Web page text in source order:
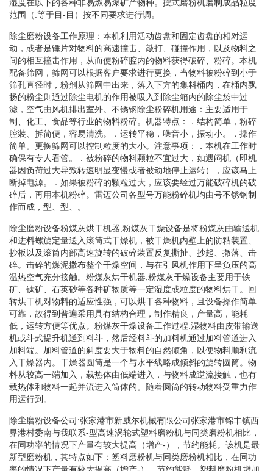
湿度在以下的各种非易燃易爆矿产物种。摆式磨粉机磨制成品粒度
范围（.等于目-目）按不同要求进行调。
除尘磨粉设备工作原理：本机利用活动齿盘和固定齿盘的相对运
动，或者是锤片对物料的高速撞击、敲打、碰撞作用，以及物料之
间的相互撞击作用，从而使粉碎腔内的物料获得破碎、粉碎。本机
配备筛网，筛网可以根据客户要求进行更换，当物料被粉碎到小于
筛孔直径时，粉剂从筛网中出来，落入下方的集料桶内，在桶内飘
扬的粉尘则通过除尘电机的作用被吸入到除尘箱内的除尘袋中过
滤，空气由风机排出室外。不锈钢除尘粉碎机用途：主要适用于
制、化工、食品等行业的物料粉碎。机器特点：．结构简单，粉碎
腔装、拆简便，容易清洗。．运转平稳，噪音小，振动小。．操作
简单。更换筛网可以控制粒度的大小。注意事项：．本机在工作时
确保有专人看管。．被粉碎的物料颗粒不宜过大，如遇闷机（即机
器因负荷过大导致转速明显变慢或者被动地停止运转），应该马上
断掉电源。．如果被粉碎的颗粒过大，应该要经过万能破碎机的破
碎后，再用本机粉碎。雷迈公司各型号万能粉碎机均由号不锈钢制
作而成，型、型、。
除尘磨粉设备粉煤灰烘干机器,粉煤灰干燥设备是将粉煤灰由输送机
和进料螺旋定量送入滚筒式干燥机，被干燥机内壁上的防粘装置、
抄板以及滚筒内部高速旋转的破碎装置反复撕扯、抄起、撒落、击
碎。击碎的煤泥撒布整个干燥空间，与在引风机作用下呈负压的高
温热空气充分接触。粉煤灰烘干机器,粉煤灰干燥设备主要用于铁
矿、钛矿、石英砂等各种矿物质等一定湿度或粒度的物料烘干。回
转烘干机对物料的适应性强，可以烘干各种物料，且设备操作简单
可靠，故得到普遍采用具有结构合理，制作精良，产量高，能耗
低，运转方便等优点。粉煤灰干燥设备工作过程:湿物料由皮带输送
机或斗式提升机送到料斗，然后经料斗的加料机通过加料管道进入
加料端。加料管道的斜度要大于物料的自然倾角，以便物料顺利流
入干燥器内。干燥器圆筒是一个与水平线略成倾斜的旋转圆筒。物
料从较高一端加入，载热体由低端进入，与物料成逆流接触，也有
载热体和物料一起并流进入筒体的。随着圆筒的转动物料受重力作
用运行到。
除尘磨粉设备公司:张家港市新威尔机械有限公司张家港市锦丰镇西
界港村委南与我联系-型高速涡轮式塑料磨粉机与同类磨粉机相比，
在同功率的情况下产量有较大提高（增产-），节约能耗。该机是最
新型磨粉机，其特点如下：塑料磨粉机与同类磨粉机相比，在同功